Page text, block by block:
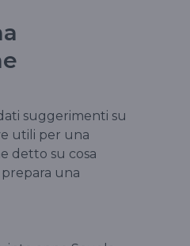
suggerimenti su
utili per una
detto su cosa
una